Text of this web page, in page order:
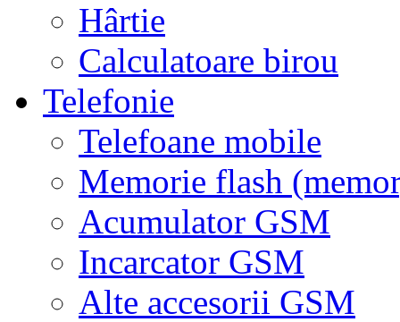
Hârtie
Calculatoare birou
Telefonie
Telefoane mobile
Memorie flash
Acumulator GSM
Incarcator GSM
Alte accesorii GSM